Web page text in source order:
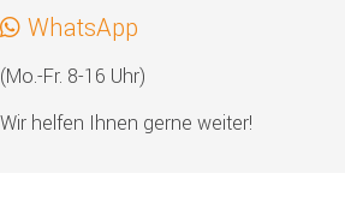
WhatsApp
(Mo.-Fr. 8-16 Uhr)
Wir helfen Ihnen gerne weiter!